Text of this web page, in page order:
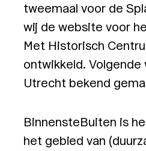
tweemaal voor de
wij de website voor
Met Historisch
ontwikkeld. Volgende
Utrecht bekend
BinnensteBuiten is
het gebied van